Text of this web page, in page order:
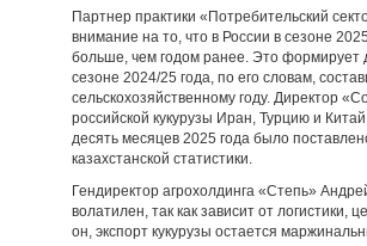
Партнер практики «Потребительский
внимание на то, что в России в сезоне
больше, чем годом ранее. Это формирует
сезоне 2024/25 года, по его словам,
сельскохозяйственному году. Директор
российской кукурузы Иран, Турцию и
десять месяцев 2025 года было
казахстанской статистики.
Гендиректор агрохолдинга «Степь»
волатилен, так как зависит от
он, экспорт кукурузы остается